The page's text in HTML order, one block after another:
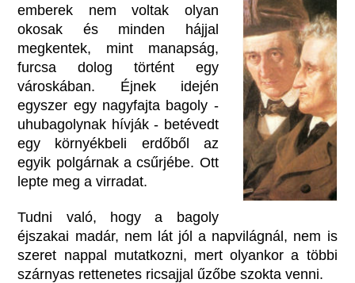
emberek nem voltak olyan
okosak és minden hájjal
megkentek, mint manapság,
furcsa dolog történt egy
városkában. Éjnek idején
egyszer egy nagyfajta bagoly -
uhubagolynak hívják - betévedt
egy környékbeli erdőből az
egyik polgárnak a csűrjébe. Ott
lepte meg a virradat.
Tudni való, hogy a bagoly
éjszakai madár, nem lát jól a napvilágnál, nem is
szeret nappal mutatkozni, mert olyankor a többi
szárnyas rettenetes ricsajjal űzőbe szokta venni.